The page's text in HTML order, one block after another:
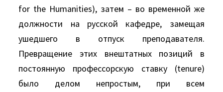
for the Humanities), затем – во временной же
должности на русской кафедре, замещая
ушедшего в отпуск преподавателя.
Превращение этих внештатных позиций в
постоянную профессорскую ставку (tenure)
было делом непростым, при всем